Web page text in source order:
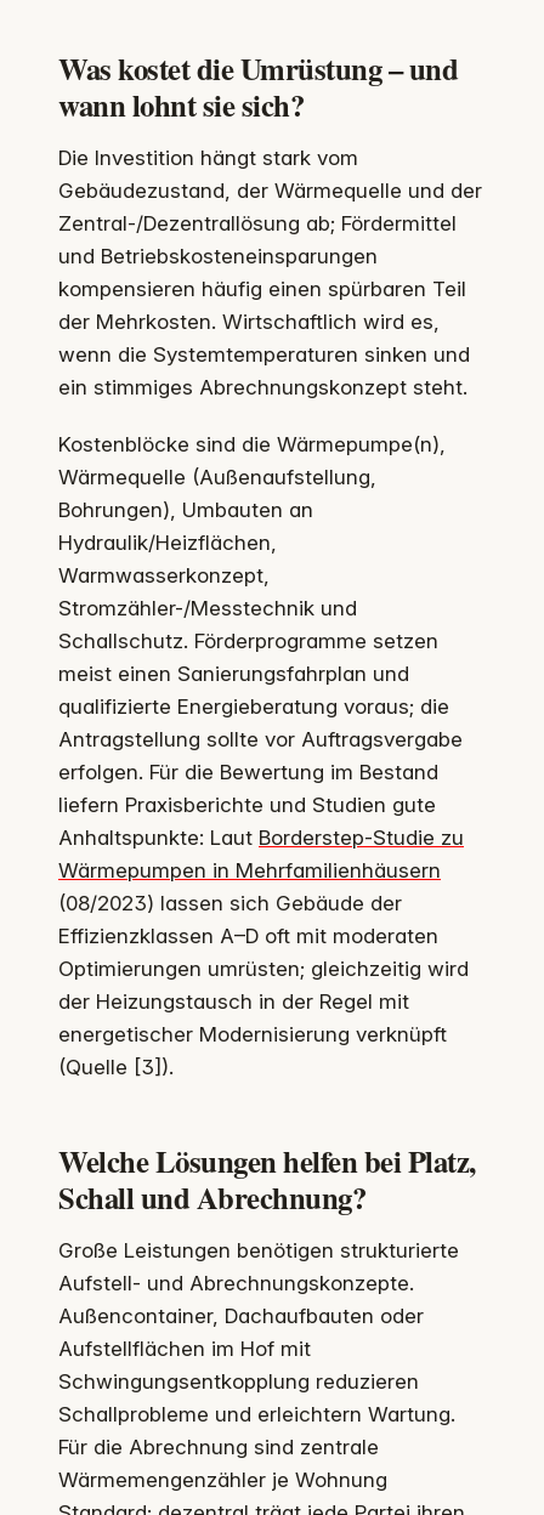
Was kostet die Umrüstung – und
wann lohnt sie sich?
Die Investition hängt stark vom
Gebäudezustand, der Wärmequelle und der
Zentral-/Dezentrallösung ab; Fördermittel
und Betriebskosteneinsparungen
kompensieren häufig einen spürbaren Teil
der Mehrkosten. Wirtschaftlich wird es,
wenn die Systemtemperaturen sinken und
ein stimmiges Abrechnungskonzept steht.
Kostenblöcke sind die Wärmepumpe(n),
Wärmequelle (Außenaufstellung,
Bohrungen), Umbauten an
Hydraulik/Heizflächen,
Warmwasserkonzept,
Stromzähler-/Messtechnik und
Schallschutz. Förderprogramme setzen
meist einen Sanierungsfahrplan und
qualifizierte Energieberatung voraus; die
Antragstellung sollte vor Auftragsvergabe
erfolgen. Für die Bewertung im Bestand
liefern Praxisberichte und Studien gute
Anhaltspunkte: Laut Borderstep-Studie zu
Wärmepumpen in Mehrfamilienhäusern
(08/2023) lassen sich Gebäude der
Effizienzklassen A–D oft mit moderaten
Optimierungen umrüsten; gleichzeitig wird
der Heizungstausch in der Regel mit
energetischer Modernisierung verknüpft
(Quelle [3]).
Welche Lösungen helfen bei Platz,
Schall und Abrechnung?
Große Leistungen benötigen strukturierte
Aufstell- und Abrechnungskonzepte.
Außencontainer, Dachaufbauten oder
Aufstellflächen im Hof mit
Schwingungsentkopplung reduzieren
Schallprobleme und erleichtern Wartung.
Für die Abrechnung sind zentrale
Wärmemengenzähler je Wohnung